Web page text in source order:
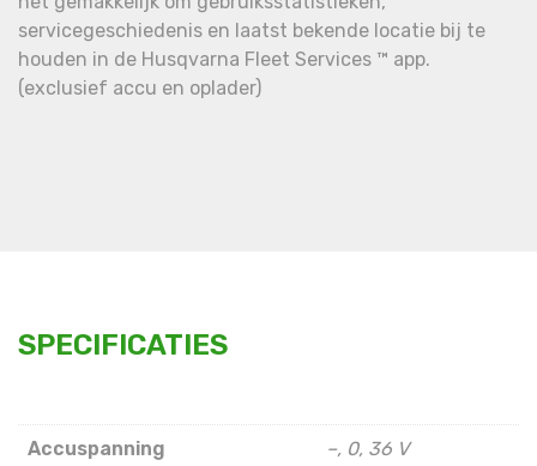
servicegeschiedenis en laatst bekende locatie bij te
houden in de Husqvarna Fleet Services ™ app.
(exclusief accu en oplader)
SPECIFICATIES
Accuspanning –, 0, 36 V